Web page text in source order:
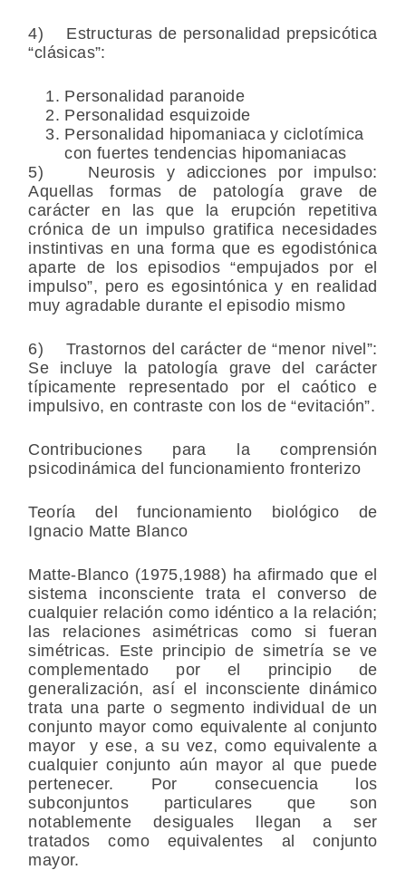
4) Estructuras de personalidad prepsicótica
“clásicas”:
Personalidad paranoide
Personalidad esquizoide
Personalidad hipomaniaca y ciclotímica
con fuertes tendencias hipomaniacas
5) Neurosis y adicciones por impulso:
Aquellas formas de patología grave de
carácter en las que la erupción repetitiva
crónica de un impulso gratifica necesidades
instintivas en una forma que es egodistónica
aparte de los episodios “empujados por el
impulso”, pero es egosintónica y en realidad
muy agradable durante el episodio mismo
6) Trastornos del carácter de “menor nivel”:
Se incluye la patología grave del carácter
típicamente representado por el caótico e
impulsivo, en contraste con los de “evitación”.
Contribuciones para la comprensión
psicodinámica del funcionamiento fronterizo
Teoría del funcionamiento biológico de
Ignacio Matte Blanco
Matte-Blanco (1975,1988) ha afirmado que el
sistema inconsciente trata el converso de
cualquier relación como idéntico a la relación;
las relaciones asimétricas como si fueran
simétricas. Este principio de simetría se ve
complementado por el principio de
generalización, así el inconsciente dinámico
trata una parte o segmento individual de un
conjunto mayor como equivalente al conjunto
mayor y ese, a su vez, como equivalente a
cualquier conjunto aún mayor al que puede
pertenecer. Por consecuencia los
subconjuntos particulares que son
notablemente desiguales llegan a ser
tratados como equivalentes al conjunto
mayor.